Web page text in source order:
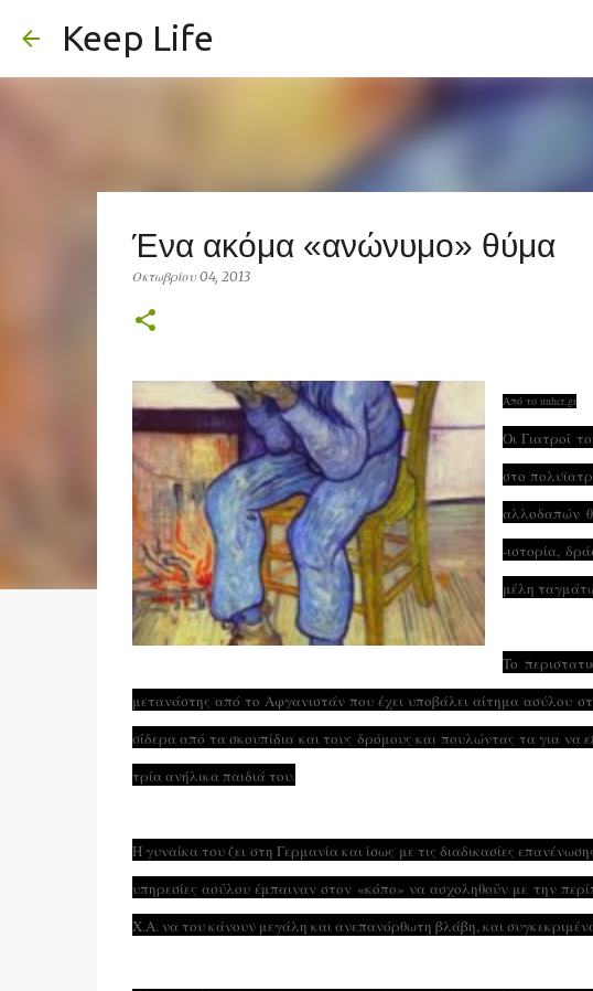
Keep Life
Ένα ακόμα «ανώνυμο» θύμα
Οκτωβρίου 04, 2013
Από το unhcr.gr
Οι Γιατροί
στο
αλλοδαπών
-ιστορία,
μέλη
To
μετανάστης από το Αφγανιστάν που έχει υποβάλει αίτημα ασύλου
σίδερα από τα σκουπίδια και τους δρόμους και πουλώντας τα για να
τρία ανήλικα παιδιά του.
Η γυναίκα του ζει στη Γερμανία και ίσως με τις διαδικασίες
υπηρεσίες ασύλου έμπαιναν στον «κόπο» να ασχοληθούν με την
X.A. να του κάνουν μεγάλη και ανεπανόρθωτη βλάβη, και